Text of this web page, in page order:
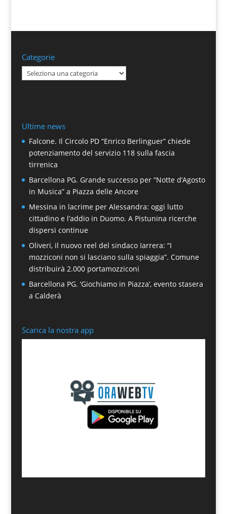
Categorie
Categorie
Ultime news
Falcone. Il Circolo PD “Enrico Berlinguer” chiede
potenziamento del servizio 118 sulla fascia
tirrenica
Barcellona PG. Grande successo per “Notte d’Agosto
in Musica” a Piazza delle Ancore
Messina in lacrime per Alessandra: oggi lutto
cittadino e l’addio in Duomo. A Pistunina ricerche
dispersi continue
Oliveri, il nuovo reel del sindaco Iarrera: “I
mozziconi non si lasciano sulla spiaggia”. Comune
distribuirà 2.000 portamozziconi
Barcellona PG. ‘Giochiamo in Piazza’, evento stasera
a Calderà
Scarica la nostra app